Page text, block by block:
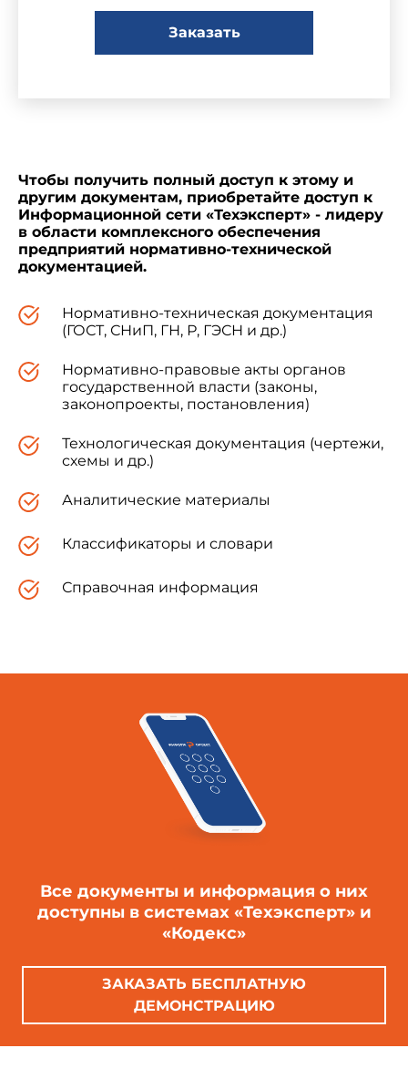
Заказать
Чтобы получить полный доступ к этому и
другим документам, приобретайте доступ к
Информационной сети «Техэксперт» - лидеру
в области комплексного обеспечения
предприятий нормативно-технической
документацией.
Нормативно-техническая документация
(ГОСТ, СНиП, ГН, Р, ГЭСН и др.)
Нормативно-правовые акты органов
государственной власти (законы,
законопроекты, постановления)
Технологическая документация (чертежи,
схемы и др.)
Аналитические материалы
Классификаторы и словари
Справочная информация
Все документы и информация о них
доступны в системах «Техэксперт» и
«Кодекс»
ЗАКАЗАТЬ БЕСПЛАТНУЮ
ДЕМОНСТРАЦИЮ